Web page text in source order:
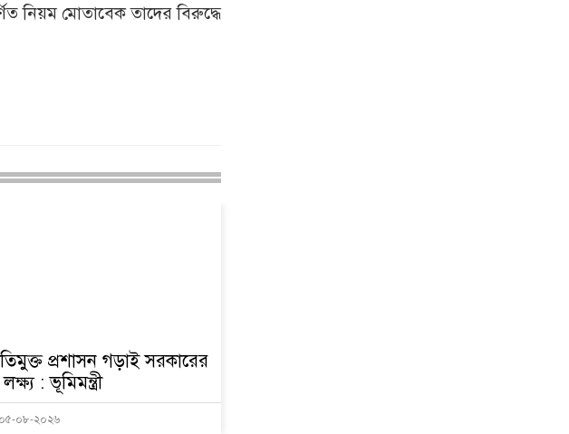
নিয়ম মোতাবেক তাদের বিরুদ্ধে
প্রশাসন গড়াই সরকারের
: ভূমিমন্ত্রী
০৫-০৮-২০২৬